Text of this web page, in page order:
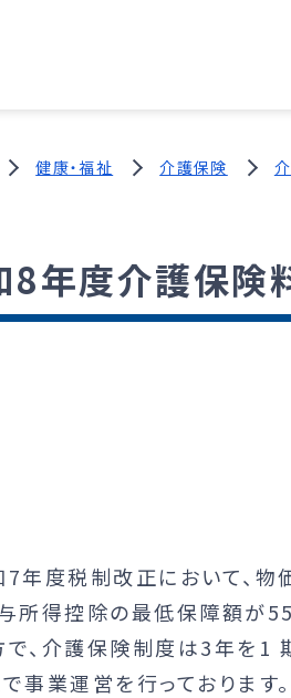
健康・福祉 介護保険
8年度介護保険
年度税制改正において、物
与所得控除の最低保障額が
、介護保険制度は3年を1
事業運営を行っておりま